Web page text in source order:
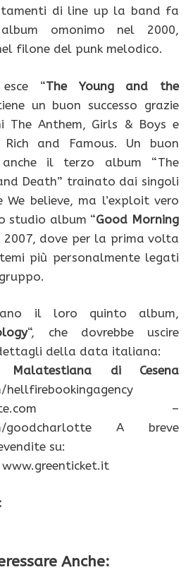
di line up la band fa
omonimo nel 2000,
filone del punk melodico.
“The Young and the
un buon successo grazie
The Anthem, Girls & Boys e
and Famous. Un buon
anche il terzo album “The
Death” trainato dai singoli
believe, ma l’exploit vero
studio album “Good Morning
2007, dove per la prima volta
più personalmente legati
il loro quinto album,
“, che dovrebbe uscire
dettagli della data italiana:
Malatestiana di Cesena
hellfirebookingagency
–
goodcharlotte A breve
su:
Anche: